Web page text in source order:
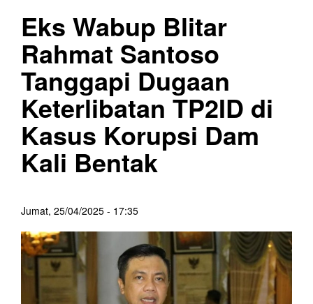
Eks Wabup Blitar
Rahmat Santoso
Tanggapi Dugaan
Keterlibatan TP2ID di
Kasus Korupsi Dam
Kali Bentak
Jumat, 25/04/2025 - 17:35